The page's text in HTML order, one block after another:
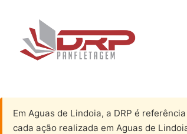
Em Aguas de Lindoia, a DRP é
cada ação realizada em Aguas de